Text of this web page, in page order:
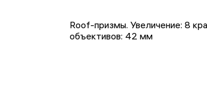
Roof-призмы. Увеличение: 8
объективов: 42 мм